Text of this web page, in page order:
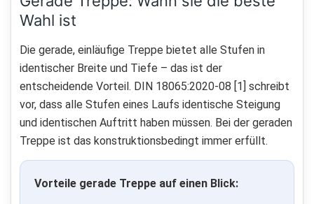
Wahl ist
Die gerade, einläufige Treppe bietet alle Stufen in
identischer Breite und Tiefe – das ist der
entscheidende Vorteil. DIN 18065:2020-08 [1] schreibt
vor, dass alle Stufen eines Laufs identische Steigung
und identischen Auftritt haben müssen. Bei der geraden
Treppe ist das konstruktionsbedingt immer erfüllt.
Vorteile gerade Treppe auf einen Blick: